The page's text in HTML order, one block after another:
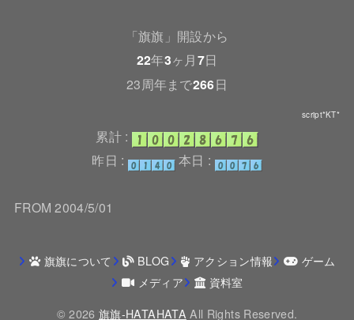
「旗旗」開設から
22年3ヶ月7日
23周年まで266日
script*KT*
累計 :
昨日 :
本日 :
FROM 2004/5/01
旗旗について BLOG アクション情報
ゲーム
メディア
資料室
© 2026旗旗-HATAHATA All Rights Reserved.